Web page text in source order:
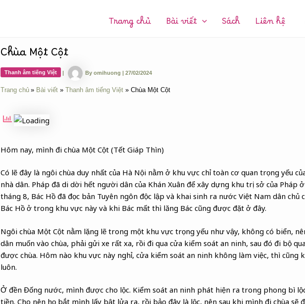
Trang chủ Bài viết Sách Liên hệ
Chùa Một Cột
Thanh âm tiếng Việt | By omihuong | 27/02/2024
Trang chủ Bài viết Thanh âm tiếng Việt Chùa Một Cột
Hôm nay, mình đi chùa Một Cột (Tết Giáp Thìn)
Có lẽ đây là ngôi chùa duy nhất của Hà Nội nằm ở khu vực chỉ toàn cơ quan trọng yếu
nhà dân. Pháp đã di dời hết người dân của Khán Xuân để xây dựng khu trị sở của Pháp ở
tháng 8, Bác Hồ đã đọc bản Tuyên ngôn độc lập và khai sinh ra nước Việt Nam dân chủ
Bác Hồ ở trong khu vực này và khi Bác mất thì lăng Bác cũng được đặt ở đây.
Ngôi chùa Một Cột nằm lặng lẽ trong một khu vực trọng yếu như vậy, không có biển,
dân muốn vào chùa, phải gửi xe rất xa, rồi đi qua cửa kiểm soát an ninh, sau đó đi bộ
được chùa. Hôm nào khu vực này nghỉ, cửa kiểm soát an ninh không làm việc, thì cũng
luôn.
Ở đền Đống nước, mình được cho lộc. Kiểm soát an ninh phát hiện ra trong phong bì
tiền. Cho nên họ bắt mình lấy bật lửa ra, rồi bảo đây là lộc, nên sau khi mình đi chùa sẽ